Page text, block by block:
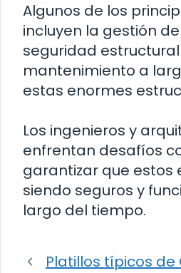
Algunos de los
incluyen la gestión
seguridad estructural
mantenimiento a
estas enormes
Los ingenieros y
enfrentan desafíos
garantizar que estos
siendo seguros y
largo del tiempo.
Platillos típicos de